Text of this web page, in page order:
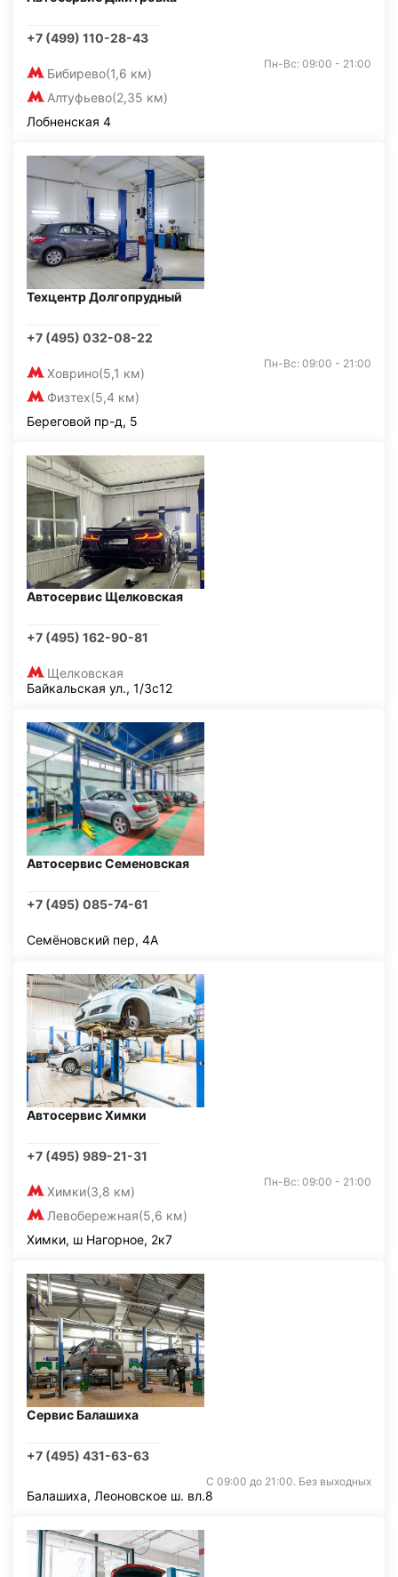
+7 (499) 110-28-43
Бибирево(1,6 км)
Алтуфьево(2,35 км)
Пн-Вс: 09:00 - 21:00
Лобненская 4
Техцентр Долгопрудный
+7 (495) 032-08-22
Ховрино(5,1 км)
Физтех(5,4 км)
Пн-Вс: 09:00 - 21:00
Береговой пр-д, 5
Автосервис Щелковская
+7 (495) 162-90-81
Щелковская
Байкальская ул., 1/3с12
Автосервис Семеновская
+7 (495) 085-74-61
Семёновский пер, 4А
Автосервис Химки
+7 (495) 989-21-31
Химки(3,8 км)
Левобережная(5,6 км)
Пн-Вс: 09:00 - 21:00
Химки, ш Нагорное, 2к7
Сервис Балашиха
+7 (495) 431-63-63
С 09:00 до 21:00. Без выходных
Балашиха, Леоновское ш. вл.8